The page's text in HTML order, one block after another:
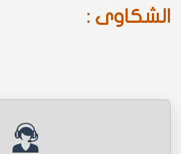
الشكاوى :